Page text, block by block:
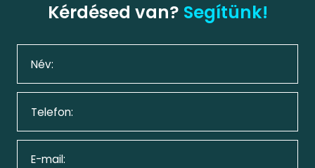
Kérdésed van? Segítünk!